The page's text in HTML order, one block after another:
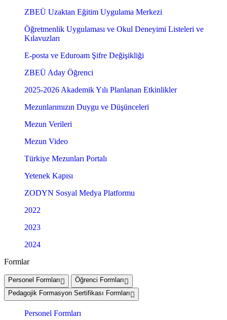
ZBEÜ Uzaktan Eğitim Uygulama Merkezi
Öğretmenlik Uygulaması ve Okul Deneyimi Listeleri ve
Kılavuzları
E-posta ve Eduroam Şifre Değişikliği
ZBEÜ Aday Öğrenci
2025-2026 Akademik Yılı Planlanan Etkinlikler
Mezunlarımızın Duygu ve Düşünceleri
Mezun Verileri
Mezun Video
Türkiye Mezunları Portalı
Yetenek Kapısı
ZODYN Sosyal Medya Platformu
2022
2023
2024
Formlar
Personel Formları
Öğrenci Formları
Pedagojik Formasyon Sertifikası Formları
Personel Formları